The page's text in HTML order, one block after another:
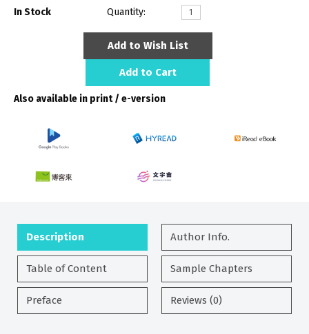
In Stock Quantity:
Add to Wish List
Add to Cart
Also available in print / e-version
Description Author Info.
Table of Content Sample Chapters
Preface Reviews (0)